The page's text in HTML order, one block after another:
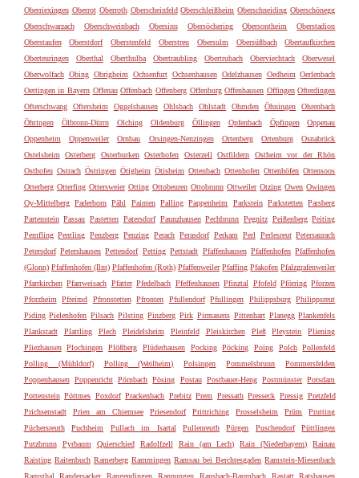
Oberriexingen Oberrot Oberroth Oberscheinfeld Oberschleißheim Oberschneiding Oberschönegg
Oberschwarzach
Oberschweinbach Obersinn Obersöchering Obersontheim
Oberstadion
Oberstaufen
Oberstdorf Oberstenfeld Oberstreu Obersulm Obersüßbach
Obertaufkirchen
Oberteuringen
Oberthal Oberthulba Obertraubling Obertrubach Oberviechtach
Oberwesel
Oberwolfach Obing Obrigheim Ochsenfurt Ochsenhausen Odelzhausen Oedheim Oerlenbach
Oettingen in Bayern Offenau Offenbach Offenberg Offenburg Offenhausen Offingen Ofterdingen
Ofterschwang
Oftersheim Oggelshausen Ohlsbach Ohlstadt Ohmden Öhningen
Ohrenbach
Öhringen
Ölbronn-Dürrn Olching Oldenburg Öllingen Opfenbach Öpfingen
Oppenau
Oppenheim
Oppenweiler Ornbau Orsingen-Nenzingen Ortenberg Ortenburg
Osnabrück
Ostelsheim
Osterberg Osterburken Osterhofen Osterzell Ostfildern
Ostheim vor der Rhön
Osthofen Ostrach Östringen Ötigheim Ötisheim Ottenbach Ottenhofen Ottenhöfen Ottensoos
Otterberg Otterfing Ottersweier Otting Ottobeuren Ottobrunn Ottweiler Otzing Owen Owingen
Oy-Mittelberg Paderborn Pähl Painten Palling Pappenheim Parkstein Parkstetten Parsberg
Partenstein Passau Pastetten Patersdorf Paunzhausen Pechbrunn Pegnitz Peißenberg Peiting
Pemfling Pentling Penzberg Penzing Perach Perasdorf Perkam Perl Perlesreut Petersaurach
Petersdorf Petershausen Pettendorf Petting Pettstadt Pfaffenhausen Pfaffenhofen Pfaffenhofen
(Glonn) Pfaffenhofen (Ilm) Pfaffenhofen (Roth) Pfaffenweiler Pfaffing Pfakofen Pfalzgrafenweiler
Pfarrkirchen Pfarrweisach Pfatter Pfedelbach Pfeffenhausen Pfinztal Pfofeld Pförring Pforzen
Pforzheim
Pfreimd Pfronstetten Pfronten Pfullendorf Pfullingen Philippsburg Philippsreut
Piding Pielenhofen Pilsach Pilsting Pinzberg Pirk Pirmasens Pittenhart Planegg Plankenfels
Plankstadt
Plattling Plech Pleidelsheim Pleinfeld Pleiskirchen Pleß Pleystein
Pliening
Pliezhausen
Plochingen Plößberg Plüderhausen Pocking Pöcking Poing Polch
Pollenfeld
Polling (Mühldorf)
Polling (Weilheim) Polsingen Pommelsbrunn
Pommersfelden
Poppenhausen Poppenricht Pörnbach Pösing Postau Postbauer-Heng Postmünster Potsdam
Pottenstein Pöttmes Poxdorf Prackenbach Prebitz Prem Pressath Presseck Pressig Pretzfeld
Prichsenstadt
Prien am Chiemsee Priesendorf Prittriching Prosselsheim Prüm
Prutting
Püchersreuth
Puchheim Pullach im Isartal Pullenreuth Pürgen Puschendorf
Püttlingen
Putzbrunn
Pyrbaum Quierschied Radolfzell Rain (am Lech) Rain (Niederbayern)
Rainau
Raisting Raitenbuch Ramerberg Rammingen Ramsau bei Berchtesgaden Ramstein-Miesenbach
Ramsthal
Randersacker Rangendingen Rannungen Ransbach-Baumbach Rastatt
Ratshausen